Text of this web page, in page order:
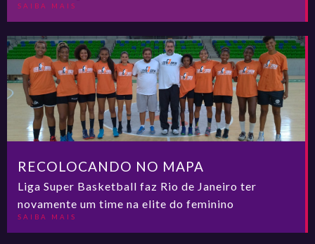
SAIBA MAIS
RECOLOCANDO NO MAPA
Liga Super Basketball faz Rio de Janeiro ter
novamente um time na elite do feminino
SAIBA MAIS